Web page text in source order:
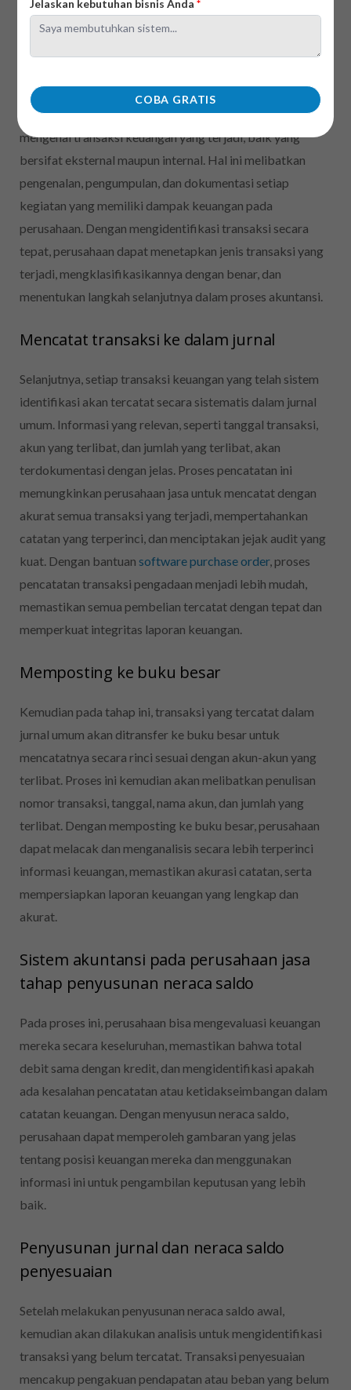
Jelaskan kebutuhan bisnis Anda*
COBA GRATIS
perusahaan jasa:
Sistem akuntansi pada perusahaan jasa
Pada tahap ini, perusahaan jasa mengumpulkan informasi
mengenai transaksi keuangan yang terjadi, baik yang
bersifat eksternal maupun internal. Hal ini melibatkan
pengenalan, pengumpulan, dan dokumentasi setiap
kegiatan yang memiliki dampak keuangan pada
perusahaan. Dengan mengidentifikasi transaksi secara
tepat, perusahaan dapat menetapkan jenis transaksi yang
terjadi, mengklasifikasikannya dengan benar, dan
menentukan langkah selanjutnya dalam proses akuntansi.
Mencatat transaksi ke dalam jurnal
Selanjutnya, setiap transaksi keuangan yang telah sistem
identifikasi akan tercatat secara sistematis dalam jurnal
umum. Informasi yang relevan, seperti tanggal transaksi,
akun yang terlibat, dan jumlah yang terlibat, akan
terdokumentasi dengan jelas. Proses pencatatan ini
memungkinkan perusahaan jasa untuk mencatat dengan
akurat semua transaksi yang terjadi, mempertahankan
catatan yang terperinci, dan menciptakan jejak audit yang
kuat. Dengan bantuan software purchase order, proses
pencatatan transaksi pengadaan menjadi lebih mudah,
memastikan semua pembelian tercatat dengan tepat dan
memperkuat integritas laporan keuangan.
Memposting ke buku besar
Kemudian pada tahap ini, transaksi yang tercatat dalam
jurnal umum akan ditransfer ke buku besar untuk
mencatatnya secara rinci sesuai dengan akun-akun yang
terlibat. Proses ini kemudian akan melibatkan penulisan
nomor transaksi, tanggal, nama akun, dan jumlah yang
terlibat. Dengan memposting ke buku besar, perusahaan
dapat melacak dan menganalisis secara lebih terperinci
informasi keuangan, memastikan akurasi catatan, serta
mempersiapkan laporan keuangan yang lengkap dan
akurat.
Sistem akuntansi pada perusahaan jasa
tahap penyusunan neraca saldo
Pada proses ini, perusahaan bisa mengevaluasi keuangan
mereka secara keseluruhan, memastikan bahwa total
debit sama dengan kredit, dan mengidentifikasi apakah
ada kesalahan pencatatan atau ketidakseimbangan dalam
catatan keuangan. Dengan menyusun neraca saldo,
perusahaan dapat memperoleh gambaran yang jelas
tentang posisi keuangan mereka dan menggunakan
informasi ini untuk pengambilan keputusan yang lebih
baik.
Penyusunan jurnal dan neraca saldo
penyesuaian
Setelah melakukan penyusunan neraca saldo awal,
kemudian akan dilakukan analisis untuk mengidentifikasi
transaksi yang belum tercatat. Transaksi penyesuaian
mencakup pengakuan pendapatan atau beban yang belum